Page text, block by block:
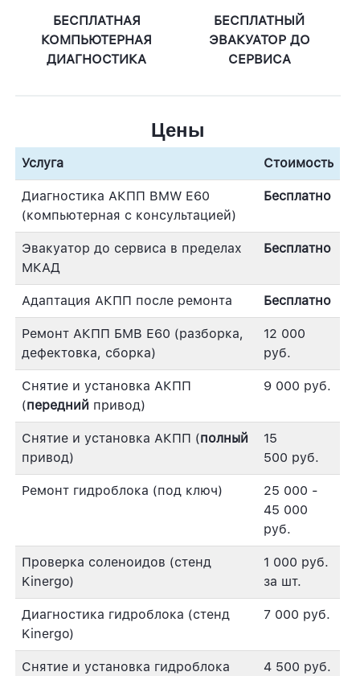
БЕСПЛАТНАЯ
КОМПЬЮТЕРНАЯ
ДИАГНОСТИКА
БЕСПЛАТНЫЙ
ЭВАКУАТОР ДО
СЕРВИСА
Цены
Услуга Стоимость
Диагностика АКПП BMW E60
(компьютерная с консультацией)
Бесплатно
Эвакуатор до сервиса в пределах
МКАД
Бесплатно
Адаптация АКПП после ремонта Бесплатно
Ремонт АКПП БМВ Е60 (разборка,
дефектовка, сборка)
12 000
руб.
Снятие и установка АКПП
(передний привод)
9 000 руб.
Снятие и установка АКПП (полный
привод)
15
500 руб.
Ремонт гидроблока (под ключ)
25 000 -
45 000
руб.
Проверка соленоидов (стенд
Kinergo)
1 000 руб.
за шт.
Диагностика гидроблока (стенд
Kinergo)
7 000 руб.
Снятие и установка гидроблока
4 500 руб.